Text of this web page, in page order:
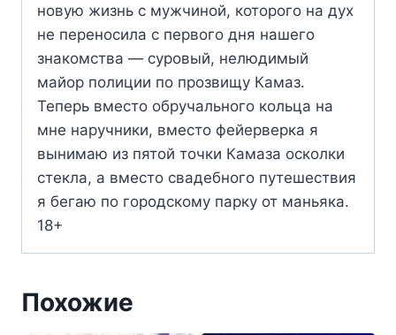
новую жизнь с мужчиной, которого на дух
не переносила с первого дня нашего
знакомства — суровый, нелюдимый
майор полиции по прозвищу Камаз.
Теперь вместо обручального кольца на
мне наручники, вместо фейерверка я
вынимаю из пятой точки Камаза осколки
стекла, а вместо свадебного путешествия
я бегаю по городскому парку от маньяка.
18+
Похожие